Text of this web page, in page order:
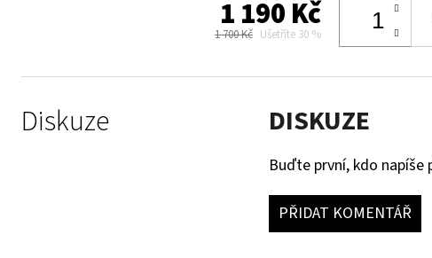
1 190 Kč
1 700 Kč Ušetříte 30 %
Diskuze DISKUZE
Buďte první, kdo napíše
PŘIDAT KOMENTÁŘ